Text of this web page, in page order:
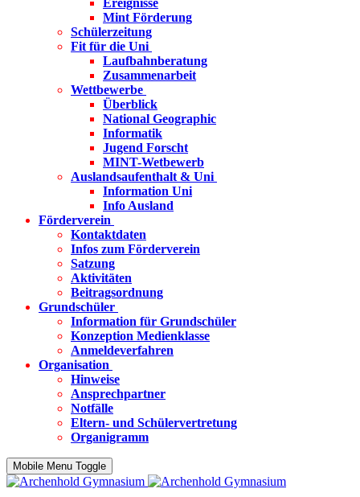
Ereignisse
Mint Förderung
Schülerzeitung
Fit für die Uni
Laufbahnberatung
Zusammenarbeit
Wettbewerbe
Überblick
National Geographic
Informatik
Jugend Forscht
MINT-Wetbewerb
Auslandsaufenthalt & Uni
Information Uni
Info Ausland
Förderverein
Kontaktdaten
Infos zum Förderverein
Satzung
Aktivitäten
Beitragsordnung
Grundschüler
Information für Grundschüler
Konzeption Medienklasse
Anmeldeverfahren
Organisation
Hinweise
Ansprechpartner
Notfälle
Eltern- und Schülervertretung
Organigramm
Mobile Menu Toggle